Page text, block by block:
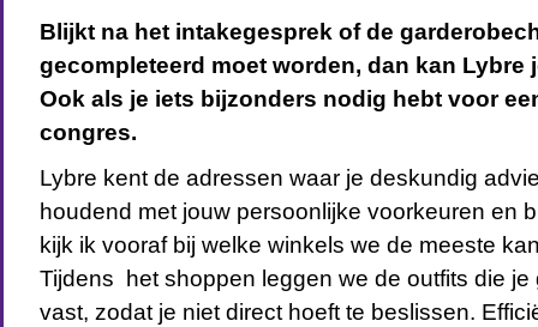
Blijkt na het intakegesprek of de
gecompleteerd moet worden, dan kan Lybre
Ook als je iets bijzonders nodig hebt voor
congres.
Lybre kent de adressen waar je deskundig
houdend met jouw persoonlijke voorkeuren en
kijk ik vooraf bij welke winkels we de meeste
Tijdens het shoppen leggen we de outfits die
vast, zodat je niet direct hoeft te beslissen.